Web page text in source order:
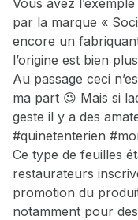
par la marque «
encore un
l’origine est bien
Au passage ceci
ma part 😉 Mais si
geste il y a des
#quinetenterien
Ce type de feuilles
restaurateurs
promotion du
notamment pour